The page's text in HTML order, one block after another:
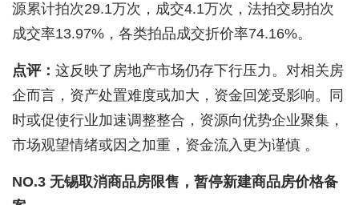
源累计拍次29.1万次，成交4.1万次，法拍交易拍次
成交率13.97%，各类拍品成交折价率74.16%。
点评： 这反映了房地产市场仍存下行压力。对相关房
企而言，资产处置难度或加大，资金回笼受影响。同
时或促使行业加速调整整合，资源向优势企业聚集，
市场观望情绪或因之加重，资金流入更为谨慎 。
NO.3 无锡取消商品房限售，暂停新建商品房价格备